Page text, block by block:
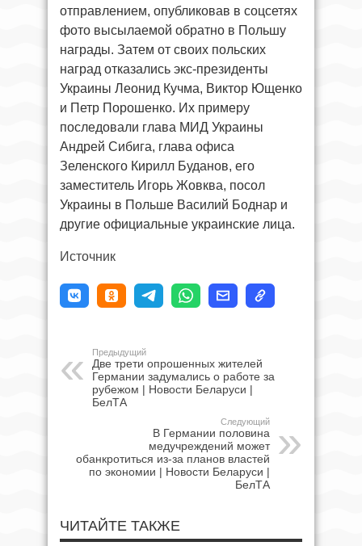
отправлением, опубликовав в соцсетях
фото высылаемой обратно в Польшу
награды. Затем от своих польских
наград отказались экс-президенты
Украины Леонид Кучма, Виктор Ющенко
и Петр Порошенко. Их примеру
последовали глава МИД Украины
Андрей Сибига, глава офиса
Зеленского Кирилл Буданов, его
заместитель Игорь Жовква, посол
Украины в Польше Василий Боднар и
другие официальные украинские лица.
Источник
Предыдущий
Две трети опрошенных жителей
Германии задумались о работе за
рубежом | Новости Беларуси |
БелТА
Следующий
В Германии половина
медучреждений может
обанкротиться из-за планов властей
по экономии | Новости Беларуси |
БелТА
ЧИТАЙТЕ ТАКЖЕ